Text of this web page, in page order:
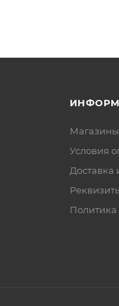
Магазины
Условия
Доставка
Политика